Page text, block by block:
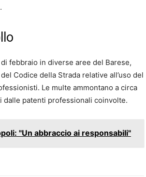
febbraio in diverse aree del Barese,
Codice della Strada relative all’uso del
Le multe ammontano a circa
patenti professionali coinvolte.
"Un abbraccio ai responsabili"